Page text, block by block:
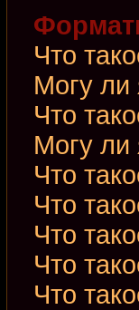
Что
Могу ли
Что
Могу ли
Что
Что
Что
Что
Что